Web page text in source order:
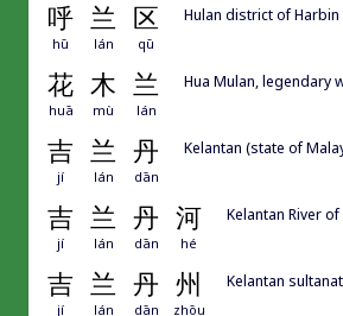
呼 兰 区
hū lán qū
Hulan district of
花 木 兰
huā mù lán
Hua Mulan, legendary
吉 兰 丹
jí lán dān
Kelantan (state of
吉 兰 丹 河
jí lán dān hé
Kelantan River
吉 兰 丹 州
jí lán dān zhōu
Kelantan